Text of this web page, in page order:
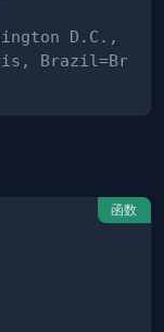
D.C.,
Brazil=Br
函数